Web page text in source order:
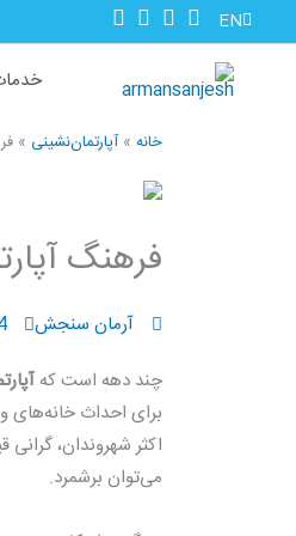
به
EN
خانه » آپارتمان‌نشینی »
فرهنگ
آرمان سنجش
چند دهه است که
برای احداث خانه‌های
اکثر شهروندان،
می‌توان برشمرد.